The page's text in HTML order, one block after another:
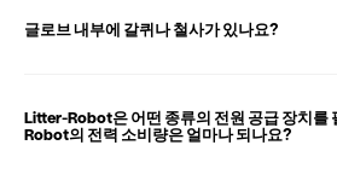
글로브 내부에 갈퀴나 철사가 있나요?
Litter-Robot은 어떤 종류의 전원 공급 장치를
Robot의 전력 소비량은 얼마나 되나요?